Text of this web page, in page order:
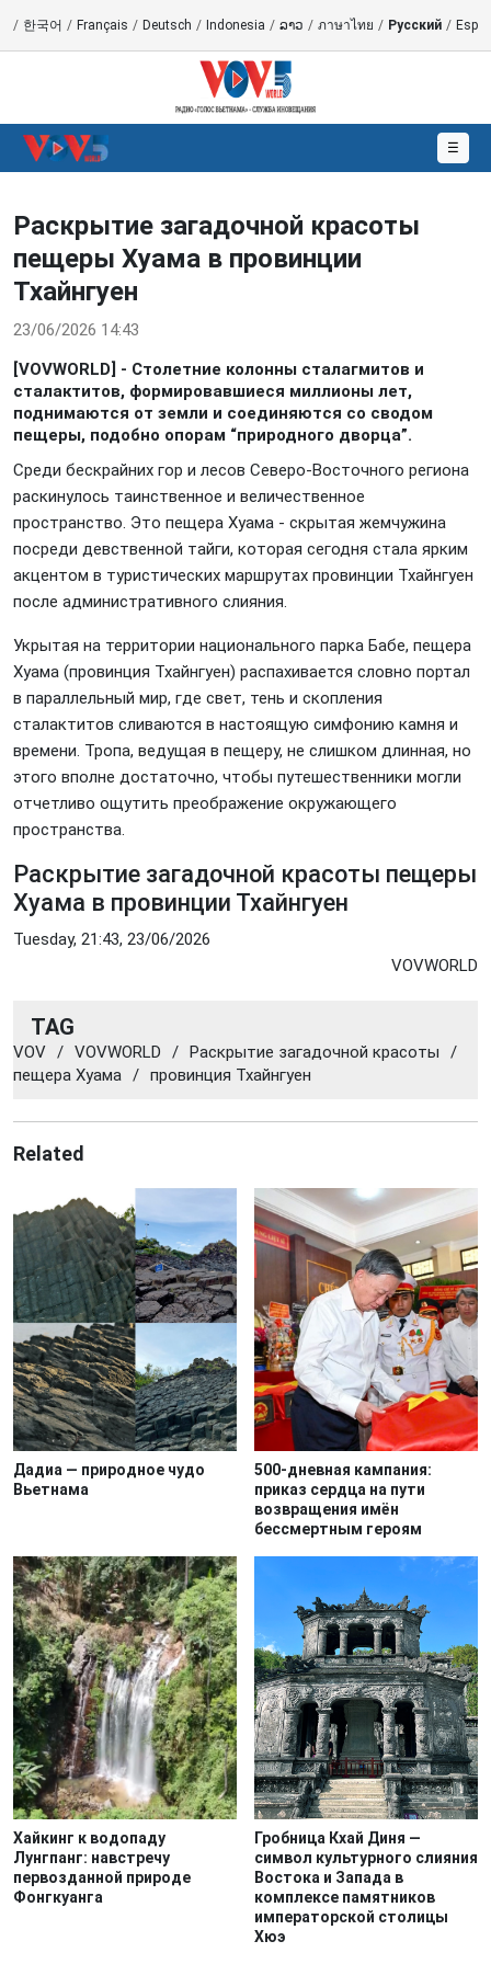
/ 한국어 / Français / Deutsch / Indonesia / ລາວ / ภาษาไทย / Русский /
☰
Раскрытие загадочной красоты
пещеры Хуама в провинции
Тхайнгуен
23/06/2026 14:43
[VOVWORLD] - Столетние колонны сталагмитов и
сталактитов, формировавшиеся миллионы лет,
поднимаются от земли и соединяются со сводом
пещеры, подобно опорам “природного дворца”.
Среди бескрайних гор и лесов Северо-Восточного региона
раскинулось таинственное и величественное
пространство. Это пещера Хуама - скрытая жемчужина
посреди девственной тайги, которая сегодня стала ярким
акцентом в туристических маршрутах провинции Тхайнгуен
после административного слияния.
Укрытая на территории национального парка Бабе, пещера
Хуама (провинция Тхайнгуен) распахивается словно портал
в параллельный мир, где свет, тень и скопления
сталактитов сливаются в настоящую симфонию камня и
времени. Тропа, ведущая в пещеру, не слишком длинная, но
этого вполне достаточно, чтобы путешественники могли
отчетливо ощутить преображение окружающего
пространства.
Раскрытие загадочной красоты пещеры
Хуама в провинции Тхайнгуен
Tuesday, 21:43, 23/06/2026
VOVWORLD
TAG
VOV / VOVWORLD / Раскрытие загадочной красоты
/
пещера Хуама / провинция Тхайнгуен
Related
Дадиа — природное чудо
Вьетнама
500-дневная кампания:
приказ сердца на пути
возвращения имён
бессмертным героям
Хайкинг к водопаду
Лунгпанг: навстречу
первозданной природе
Фонгкуанга
Гробница Кхай Диня —
символ культурного слияния
Востока и Запада в
комплексе памятников
императорской столицы
Хюэ